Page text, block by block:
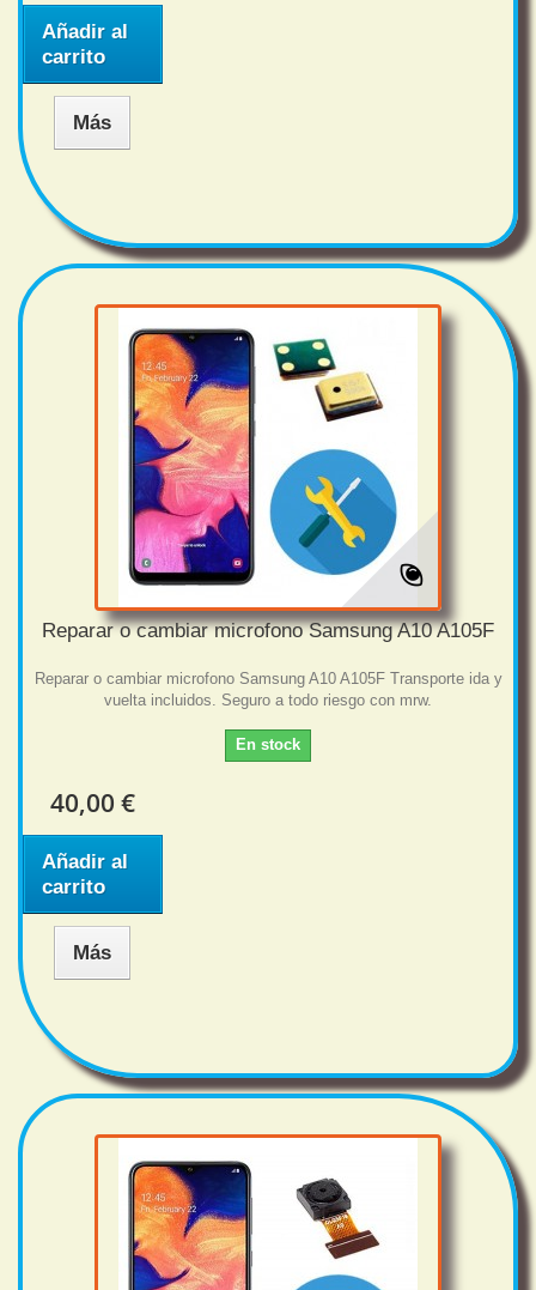
Añadir al
carrito
Más
Reparar o cambiar microfono Samsung A10 A105F
Reparar o cambiar microfono Samsung A10 A105F Transporte ida y
vuelta incluidos. Seguro a todo riesgo con mrw.
En stock
40,00 €
Añadir al
carrito
Más